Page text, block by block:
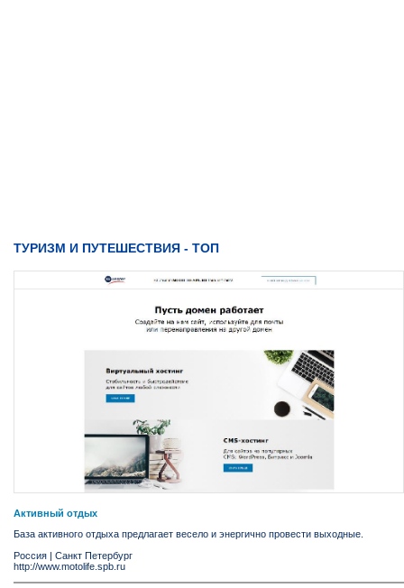
ТУРИЗМ И ПУТЕШЕСТВИЯ - ТОП
Активный отдых
База активного отдыха предлагает весело и энергично провести выходные.
Россия | Санкт Петербург
http://www.motolife.spb.ru